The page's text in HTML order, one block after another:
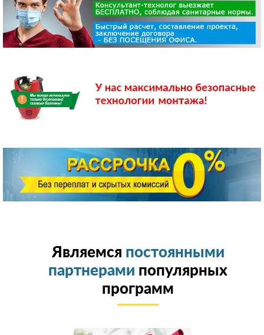
Являемся постоянными
партнерами популярных
программ